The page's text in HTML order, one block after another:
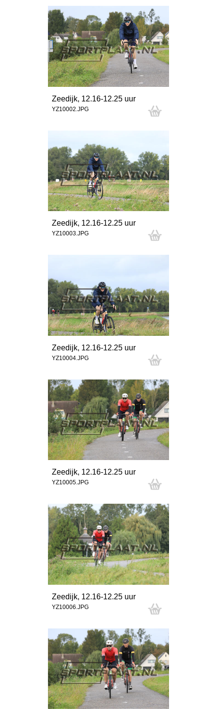
Zeedijk, 12.16-12.25 uur
YZ10002.JPG
Zeedijk, 12.16-12.25 uur
YZ10003.JPG
Zeedijk, 12.16-12.25 uur
YZ10004.JPG
Zeedijk, 12.16-12.25 uur
YZ10005.JPG
Zeedijk, 12.16-12.25 uur
YZ10006.JPG